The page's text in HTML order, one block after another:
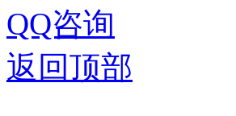
QQ咨询
返回顶部